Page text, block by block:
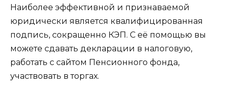
Наиболее эффективной и признаваемой
юридически является квалифицированная
подпись, сокращенно КЭП. С её помощью вы
можете сдавать декларации в налоговую,
работать с сайтом Пенсионного фонда,
участвовать в торгах.